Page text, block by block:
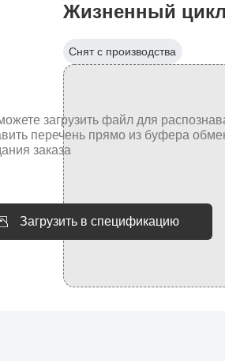
Жизненный
Снят с производства
Загрузить в спецификацию